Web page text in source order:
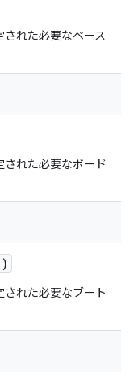
れた必要なベース
れた必要なボード
れた必要なブート